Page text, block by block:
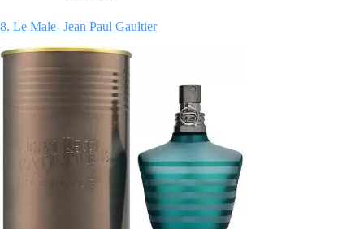
8. Le Male- Jean Paul Gaultier